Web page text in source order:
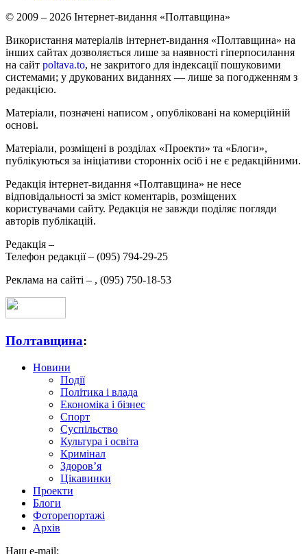
© 2009 – 2026 Інтернет-видання «Полтавщина»
Використання матеріалів інтернет-видання «Полтавщина» на
інших сайтах дозволяється лише за наявності гіперпосилання
на сайт poltava.to, не закритого для індексації пошуковими
системами; у друкованих виданнях — лише за погодженням з
редакцією.
Матеріали, позначені написом , опубліковані на комерційній
основі.
Матеріали, розміщені в розділах «Проекти» та «Блоги»,
публікуються за ініціативи сторонніх осіб і не є редакційними.
Редакція інтернет-видання «Полтавщина» не несе
відповідальності за зміст коментарів, розміщених
користувачами сайту. Редакція не завжди поділяє погляди
авторів публікацій.
Редакція –
Телефон редакції – (095) 794-29-25
Реклама на сайті – , (095) 750-18-53
Полтавщина:
Новини
Події
Політика і влада
Економіка і бізнес
Спорт
Суспільство
Культура і освіта
Кримінал
Здоров’я
Цікавинки
Проекти
Блоги
Фоторепортажі
Архів
Наш e-mail: